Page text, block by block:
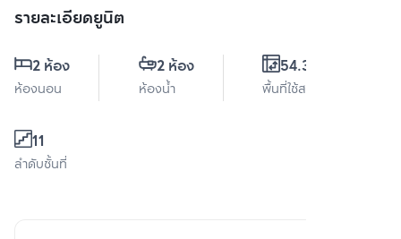
รายละเอียดยูนิต
2 ห้อง
ห้องนอน
2 ห้อง
ห้องน้ำ
54.34 ตร.ม.
พื้นที่ใช้สอย
11
ลำดับชั้นที่